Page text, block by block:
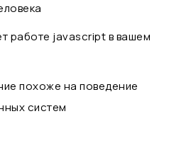
работе javascript в вашем
похоже на поведение
систем